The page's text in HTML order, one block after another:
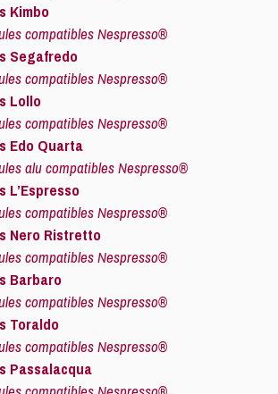
Kimbo
compatibles Nespresso®
Segafredo
compatibles Nespresso®
Lollo
compatibles Nespresso®
Edo Quarta
alu compatibles Nespresso®
L’Espresso
compatibles Nespresso®
Nero Ristretto
compatibles Nespresso®
Barbaro
compatibles Nespresso®
Toraldo
compatibles Nespresso®
Passalacqua